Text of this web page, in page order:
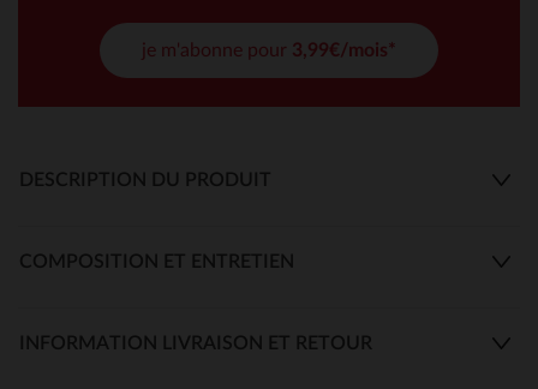
je m'abonne pour 3,99€/mois*
DESCRIPTION DU PRODUIT
COMPOSITION ET ENTRETIEN
INFORMATION LIVRAISON ET RETOUR